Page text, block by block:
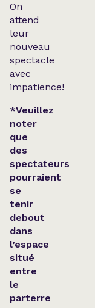
On
attend
leur
nouveau
spectacle
avec
impatience!
*Veuillez
noter
que
des
spectateurs
pourraient
se
tenir
debout
dans
l’espace
situé
entre
le
parterre